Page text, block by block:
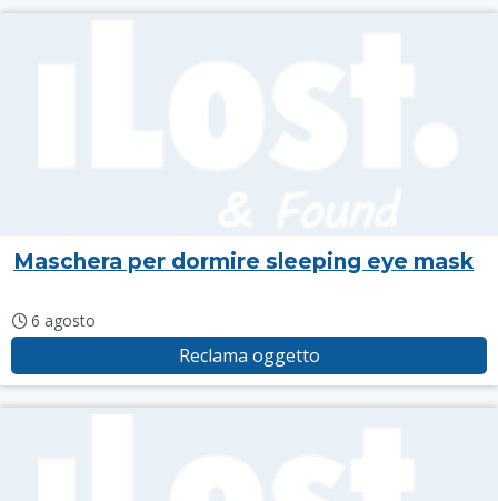
Maschera per dormire sleeping eye mask
6 agosto
Reclama oggetto